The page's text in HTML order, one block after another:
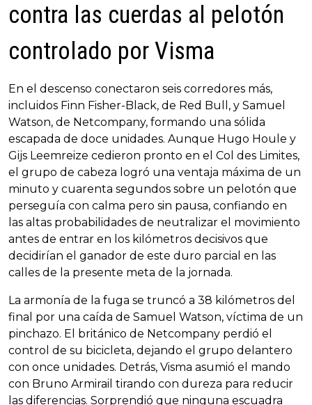
contra las cuerdas al pelotón
controlado por Visma
En el descenso conectaron seis corredores más,
incluidos Finn Fisher-Black, de Red Bull, y Samuel
Watson, de Netcompany, formando una sólida
escapada de doce unidades. Aunque Hugo Houle y
Gijs Leemreize cedieron pronto en el Col des Limites,
el grupo de cabeza logró una ventaja máxima de un
minuto y cuarenta segundos sobre un pelotón que
perseguía con calma pero sin pausa, confiando en
las altas probabilidades de neutralizar el movimiento
antes de entrar en los kilómetros decisivos que
decidirían el ganador de este duro parcial en las
calles de la presente meta de la jornada.
La armonía de la fuga se truncó a 38 kilómetros del
final por una caída de Samuel Watson, víctima de un
pinchazo. El británico de Netcompany perdió el
control de su bicicleta, dejando el grupo delantero
con once unidades. Detrás, Visma asumió el mando
con Bruno Armirail tirando con dureza para reducir
las diferencias. Sorprendió que ninguna escuadra